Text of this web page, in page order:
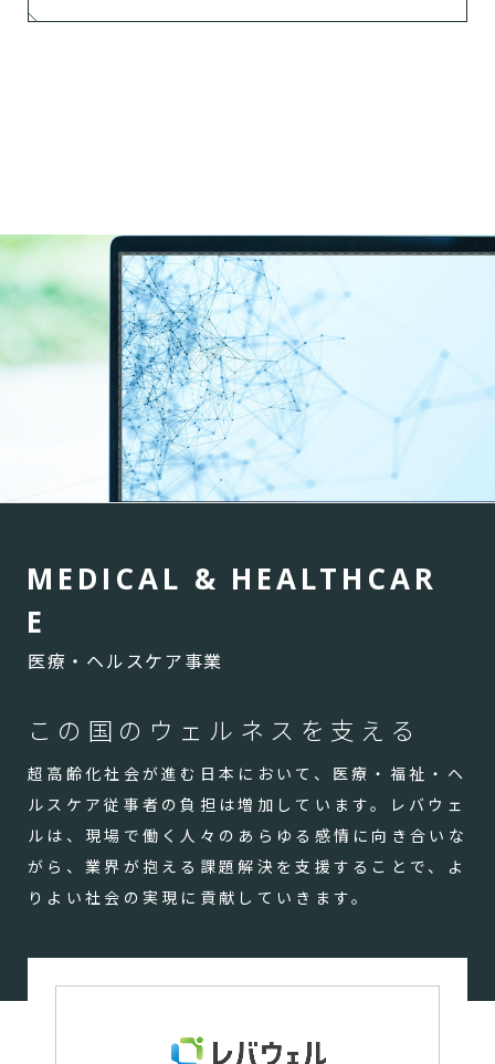
M EDI CAL & H EALTH CAR
E
医療・ヘルスケア事業
この国のウェルネスを支える
超高齢化社会が進む日本において、医療・福祉・ヘ
ルスケア従事者の負担は増加しています。レバウェ
ルは、現場で働く人々のあらゆる感情に向き合いな
がら、業界が抱える課題解決を支援することで、よ
りよい社会の実現に貢献していきます。